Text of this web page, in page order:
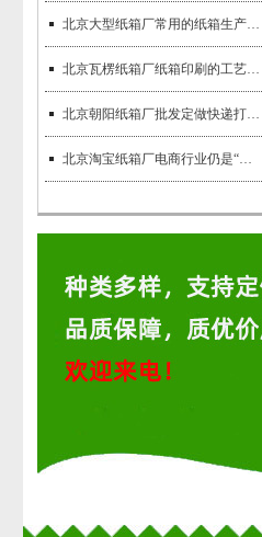
北京大型纸箱厂常用的纸箱生产设备有哪些？
北京瓦楞纸箱厂纸箱印刷的工艺有哪些？
北京朝阳纸箱厂批发定做快递打包纸箱
北京淘宝纸箱厂电商行业仍是“一箱难求”